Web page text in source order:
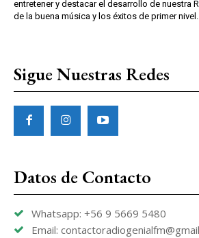
entretener y destacar el desarrollo de nuestra
de la buena música y los éxitos de primer nivel.
Sigue Nuestras Redes
Datos de Contacto
Whatsapp: +56 9 5669 5480
Email: